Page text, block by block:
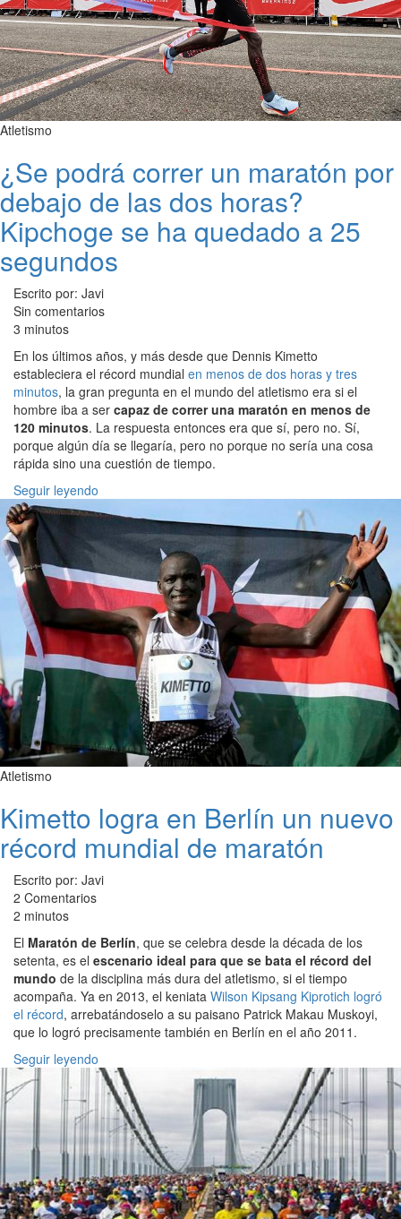
Atletismo
¿Se podrá correr un maratón por
debajo de las dos horas?
Kipchoge se ha quedado a 25
segundos
Escrito por: Javi
Sin comentarios
3 minutos
En los últimos años, y más desde que Dennis Kimetto
estableciera el récord mundial en menos de dos horas y tres
minutos, la gran pregunta en el mundo del atletismo era si el
hombre iba a ser capaz de correr una maratón en menos de
120 minutos. La respuesta entonces era que sí, pero no. Sí,
porque algún día se llegaría, pero no porque no sería una cosa
rápida sino una cuestión de tiempo.
Seguir leyendo
Atletismo
Kimetto logra en Berlín un nuevo
récord mundial de maratón
Escrito por: Javi
2 Comentarios
2 minutos
El Maratón de Berlín, que se celebra desde la década de los
setenta, es el escenario ideal para que se bata el récord del
mundo de la disciplina más dura del atletismo, si el tiempo
acompaña. Ya en 2013, el keniata Wilson Kipsang Kiprotich logró
el récord, arrebatándoselo a su paisano Patrick Makau Muskoyi,
que lo logró precisamente también en Berlín en el año 2011.
Seguir leyendo